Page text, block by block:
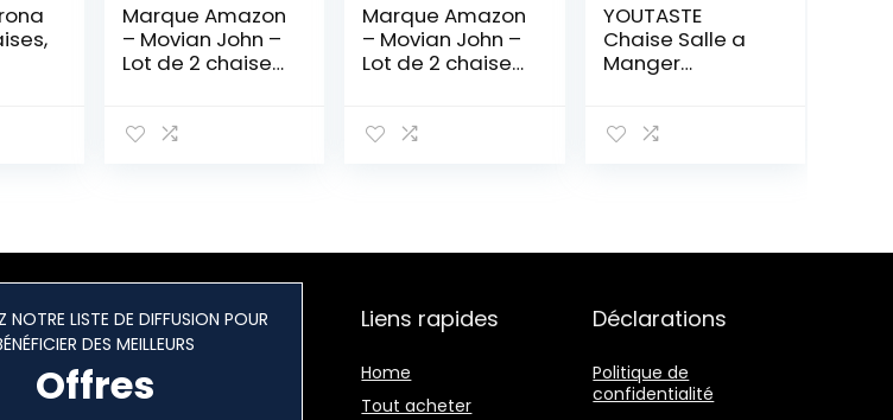
Marque Amazon
– Movian John –
Lot de 2 chaises
Marque Amazon
– Movian John –
Lot de 2 chaises
clair
YOUTASTE
Chaise Salle a
Manger
Rembourrée en
Dossier et Pieds
NOTRE LISTE DE DIFFUSION POUR
DES MEILLEURS
Offres
Liens rapides
Home
Tout acheter
Déclarations
Politique de
confidentialité